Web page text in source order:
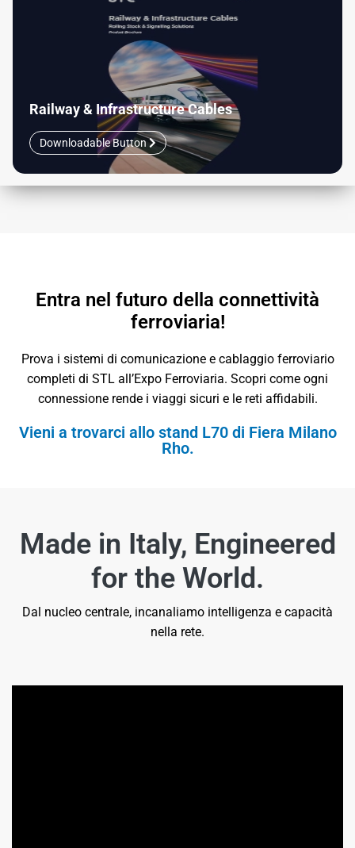
Railway & Infrastructure Cables
Downloadable Button
Entra nel futuro della connettività
ferroviaria!
Prova i sistemi di comunicazione e cablaggio ferroviario
completi di STL all’Expo Ferroviaria. Scopri come ogni
connessione rende i viaggi sicuri e le reti affidabili.
Vieni a trovarci allo stand L70 di Fiera Milano
Rho.
Made in Italy, Engineered
for the World.
Dal nucleo centrale, incanaliamo intelligenza e capacità
nella rete.